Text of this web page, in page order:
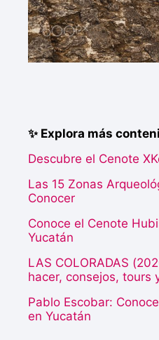
✨ Explora más
Descubre el Cenote
Las 15 Zonas
Conocer
Conoce el Cenote
Yucatán
LAS COLORADAS
hacer, consejos, tours
Pablo Escobar:
en Yucatán